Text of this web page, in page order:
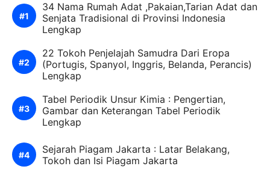
34 Nama Rumah Adat ,Pakaian,Tarian Adat dan
Senjata Tradisional di Provinsi Indonesia
Lengkap
22 Tokoh Penjelajah Samudra Dari Eropa
(Portugis, Spanyol, Inggris, Belanda, Perancis)
Lengkap
Tabel Periodik Unsur Kimia : Pengertian,
Gambar dan Keterangan Tabel Periodik
Lengkap
Sejarah Piagam Jakarta : Latar Belakang,
Tokoh dan Isi Piagam Jakarta